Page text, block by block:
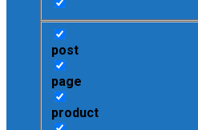
post
page
product